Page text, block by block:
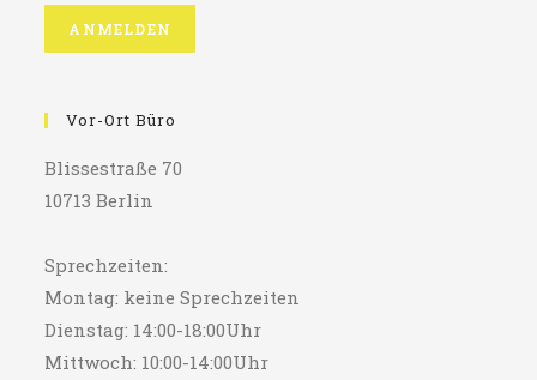
Vor-Ort Büro
Blissestraße 70
10713 Berlin
Sprechzeiten:
Montag: keine Sprechzeiten
Dienstag: 14:00-18:00Uhr
Mittwoch: 10:00-14:00Uhr